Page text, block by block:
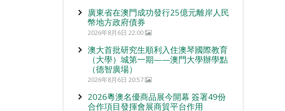
廣東省在澳門成功發行25億元離岸人民
幣地方政府債券
2026年8月6日 22:00
澳大首批研究生順利入住澳琴國際教育
（大學）城第一期——澳門大學辦學點
（德智廣場）
2026年8月6日 20:57
2026粵澳名優商品展今開幕 簽署49份
合作項目發揮會展商貿平台作用